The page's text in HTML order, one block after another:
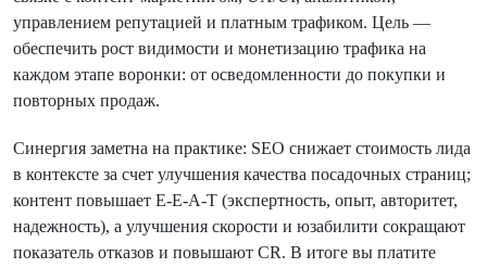
управлением репутацией и платным трафиком. Цель —
обеспечить рост видимости и монетизацию трафика на
каждом этапе воронки: от осведомленности до покупки и
повторных продаж.
Синергия заметна на практике: SEO снижает стоимость лида
в контексте за счет улучшения качества посадочных страниц;
контент повышает E-E-A-T (экспертность, опыт, авторитет,
надежность), а улучшения скорости и юзабилити сокращают
показатель отказов и повышают CR. В итоге вы платите